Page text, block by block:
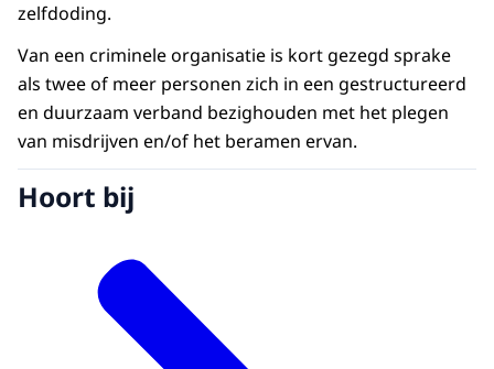
zelfdoding.
Van een criminele organisatie is kort gezegd sprake
als twee of meer personen zich in een gestructureerd
en duurzaam verband bezighouden met het plegen
van misdrijven en/of het beramen ervan.
Hoort bij